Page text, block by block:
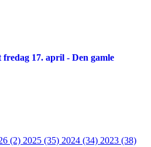
fredag 17. april - Den gamle
(2) 2025 (35) 2024 (34) 2023 (38)